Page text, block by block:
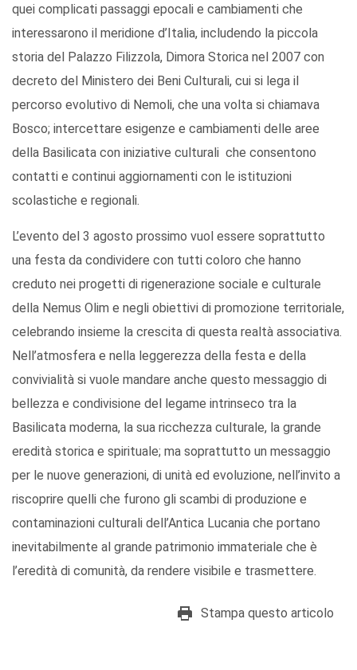
quei complicati passaggi epocali e cambiamenti che
interessarono il meridione d’Italia, includendo la piccola
storia del Palazzo Filizzola, Dimora Storica nel 2007 con
decreto del Ministero dei Beni Culturali, cui si lega il
percorso evolutivo di Nemoli, che una volta si chiamava
Bosco; intercettare esigenze e cambiamenti delle aree
della Basilicata con iniziative culturali che consentono
contatti e continui aggiornamenti con le istituzioni
scolastiche e regionali.
L’evento del 3 agosto prossimo vuol essere soprattutto
una festa da condividere con tutti coloro che hanno
creduto nei progetti di rigenerazione sociale e culturale
della Nemus Olim e negli obiettivi di promozione territoriale,
celebrando insieme la crescita di questa realtà associativa.
Nell’atmosfera e nella leggerezza della festa e della
convivialità si vuole mandare anche questo messaggio di
bellezza e condivisione del legame intrinseco tra la
Basilicata moderna, la sua ricchezza culturale, la grande
eredità storica e spirituale; ma soprattutto un messaggio
per le nuove generazioni, di unità ed evoluzione, nell’invito a
riscoprire quelli che furono gli scambi di produzione e
contaminazioni culturali dell’Antica Lucania che portano
inevitabilmente al grande patrimonio immateriale che è
l’eredità di comunità, da rendere visibile e trasmettere.
Stampa questo articolo